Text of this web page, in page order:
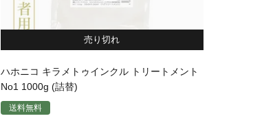
売り切れ
ハホニコ キラメトゥインクル トリートメント
No1 1000g (詰替)
送料無料